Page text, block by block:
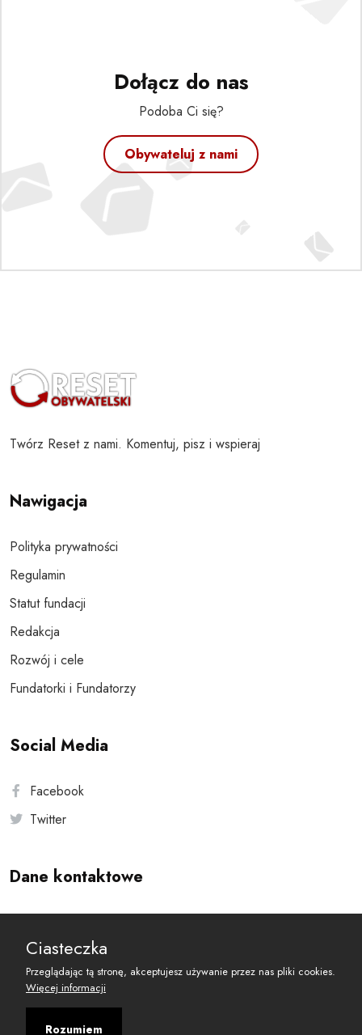
Dołącz do nas
Podoba Ci się?
Obywateluj z nami
Twórz Reset z nami. Komentuj, pisz i wspieraj
Nawigacja
Polityka prywatności
Regulamin
Statut fundacji
Redakcja
Rozwój i cele
Fundatorki i Fundatorzy
Social Media
Facebook
Twitter
Dane kontaktowe
reset@resetobywatelski.pl
Ciasteczka
Przeglądając tą stronę, akceptujesz używanie przez nas pliki cookies.
Więcej informacji
Rozumiem